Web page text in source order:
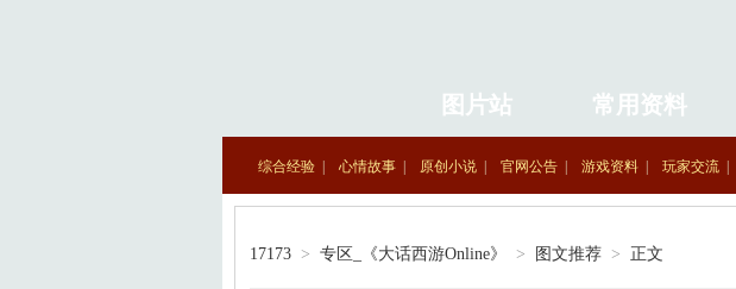
图片站 常用资料
综合经验 心情故事 原创小说 官网公告 游戏资料 玩家交流
17173 > 专区_《大话西游Online》 > 图文推荐 > 正文